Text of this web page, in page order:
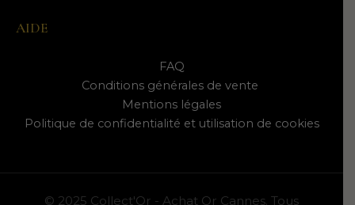
AIDE
FAQ
Conditions générales de vente
Mentions légales
Politique de confidentialité et utilisation de cookies
© 2025 Collect'Or - Achat Or Cannes. Tous